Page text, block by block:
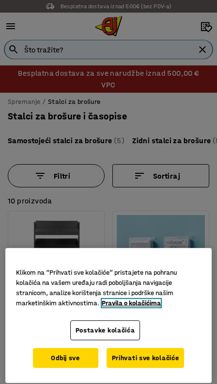
Besplatna dostava iznad 500€ (bez PDV-a)
Besplatna dostava za sve narudžbe iznad 500,00 €
VPC
Spremanje Stalci za brošure
Stalci za brošure i časopise
Samostojeći stalci za brošure (5) Zidni stalci za brošure
Filtri Sortiraj
10 proizvoda
Mobilni stalak za
Bez PDV-a
Stalak za brošure/
časopise, A4, 2 kom/pak
Br. artikla
40,- €
Bez PDV-a
Klikom na “Prihvati sve kolačiće” pristajete na pohranu
kolačića na vašem uređaju radi poboljšanja navigacije
stranicom, analize korištenja stranice i podrške našim
marketinškim aktivnostima. Pravila o kolačićima
Postavke kolačića
Odbij sve Prihvati sve kolačiće